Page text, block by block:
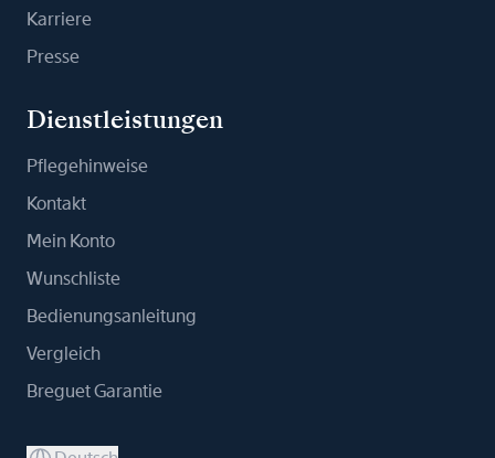
Karriere
Presse
Dienstleistungen
Pflegehinweise
Kontakt
Mein Konto
Wunschliste
Bedienungsanleitung
Vergleich
Breguet Garantie